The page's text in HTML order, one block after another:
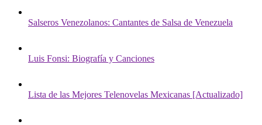
Salseros Venezolanos: Cantantes de Salsa de Venezuela
Luis Fonsi: Biografía y Canciones
Lista de las Mejores Telenovelas Mexicanas [Actualizado]